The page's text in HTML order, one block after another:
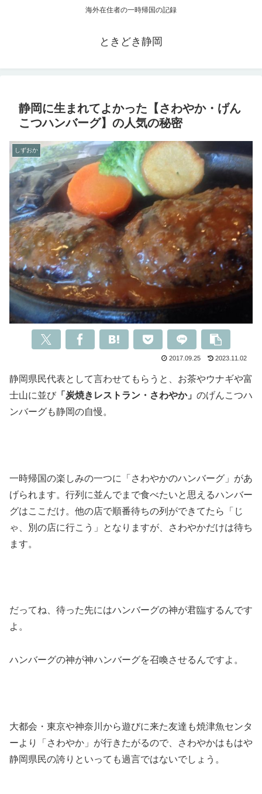
海外在住者の一時帰国の記録
ときどき静岡
静岡に生まれてよかった【さわやか・げん
こつハンバーグ】の人気の秘密
しずおか
2017.09.25 2023.11.02
静岡県民代表として言わせてもらうと、お茶やウナギや富
士山に並び 「炭焼きレストラン・さわやか」 のげんこつハ
ンバーグも静岡の自慢。
一時帰国の楽しみの一つに「さわやかのハンバーグ」があ
げられます。行列に並んでまで食べたいと思えるハンバー
グはここだけ。他の店で順番待ちの列ができてたら「じ
ゃ、別の店に行こう」となりますが、さわやかだけは待ち
ます。
だってね、待った先にはハンバーグの神が君臨するんです
よ。
ハンバーグの神が神ハンバーグを召喚させるんですよ。
大都会・東京や神奈川から遊びに来た友達も焼津魚センタ
ーより「さわやか」が行きたがるので、さわやかはもはや
静岡県民の誇りといっても過言ではないでしょう。